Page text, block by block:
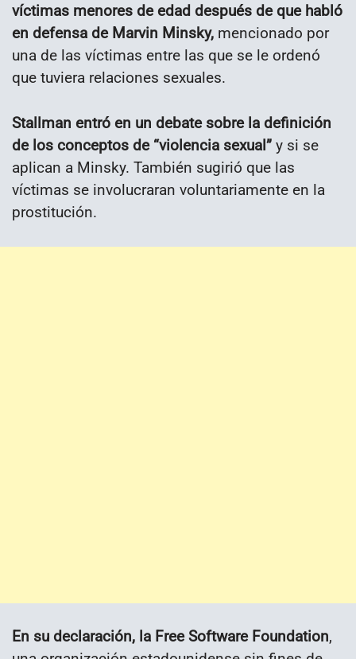
víctimas menores de edad después de que habló
en defensa de Marvin Minsky, mencionado por
una de las víctimas entre las que se le ordenó
que tuviera relaciones sexuales.
Stallman entró en un debate sobre la definición
de los conceptos de “violencia sexual” y si se
aplican a Minsky. También sugirió que las
víctimas se involucraran voluntariamente en la
prostitución.
En su declaración, la Free Software Foundation,